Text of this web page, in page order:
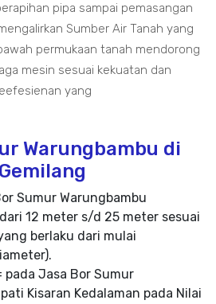
pipa sampai pemasangan
Sumber Air Tanah yang
permukaan tanah mendorong
mesin sesuai kekuatan dan
yang
Warungbambu di
Sumur Warungbambu
12 meter s/d 25 meter sesuai
berlaku dari mulai
Jasa Bor Sumur
Kisaran Kedalaman pada Nilai